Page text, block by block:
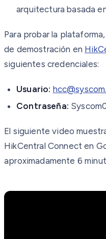
arquitectura basada
Para probar la
de demostración en
siguientes credenciales:
Usuario:
Contraseña:
El siguiente video
HikCentral Connect en
aproximadamente 6